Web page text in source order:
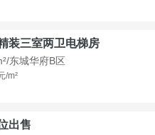
装三室两卫电梯房
东城华府B区
/m²
出售